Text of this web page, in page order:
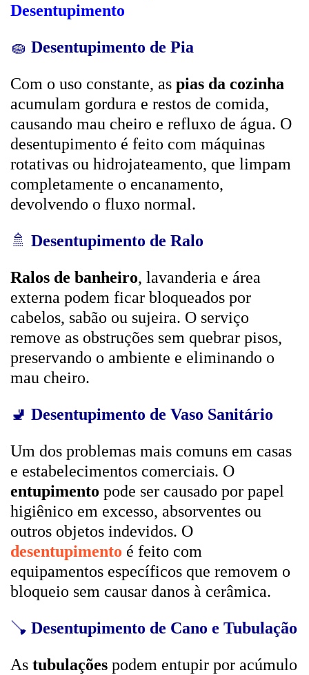
Desentupimento
🧽 Desentupimento de Pia
Com o uso constante, as pias da cozinha
acumulam gordura e restos de comida,
causando mau cheiro e refluxo de água. O
desentupimento é feito com máquinas
rotativas ou hidrojateamento, que limpam
completamente o encanamento,
devolvendo o fluxo normal.
🚿 Desentupimento de Ralo
Ralos de banheiro, lavanderia e área
externa podem ficar bloqueados por
cabelos, sabão ou sujeira. O serviço
remove as obstruções sem quebrar pisos,
preservando o ambiente e eliminando o
mau cheiro.
🚽 Desentupimento de Vaso Sanitário
Um dos problemas mais comuns em casas
e estabelecimentos comerciais. O
entupimento pode ser causado por papel
higiênico em excesso, absorventes ou
outros objetos indevidos. O
desentupimento é feito com
equipamentos específicos que removem o
bloqueio sem causar danos à cerâmica.
🪠 Desentupimento de Cano e Tubulação
As tubulações podem entupir por acúmulo